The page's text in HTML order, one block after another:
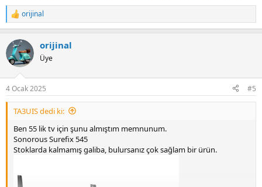
R
e
c
t
i
s
:
orijinal
orijinal
Üye
4 Ocak 2025 #5
TA3UIS dedi ki:
Ben 55 lik tv için şunu almıştım memnunum.
Sonorous Surefix 545
Stoklarda kalmamış galiba, bulursanız çok sağlam bir ürün.